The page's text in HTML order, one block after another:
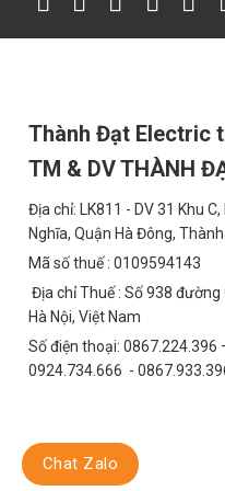
Hệ thống chiếu
Khu công nghiệp,
Khu đô thị, khu
Bến cảng, sân bay,
6. Phân tích
So với đèn đường
Với hiệu suất tiết
giảm tần suất thay
X đồng/năm, trong
trì giảm, tổng chi phí
Thành Đạt Electric
TM & DV THÀNH
Địa chỉ: LK811 - DV 31 Khu
Nghĩa, Quận Hà Đông,
Mã số thuế : 0109594143
Địa chỉ Thuế : Số 938
Hà Nội, Việt Nam
Số điện thoại: 0867.224.396
0924.734.666 -
Chat Zalo